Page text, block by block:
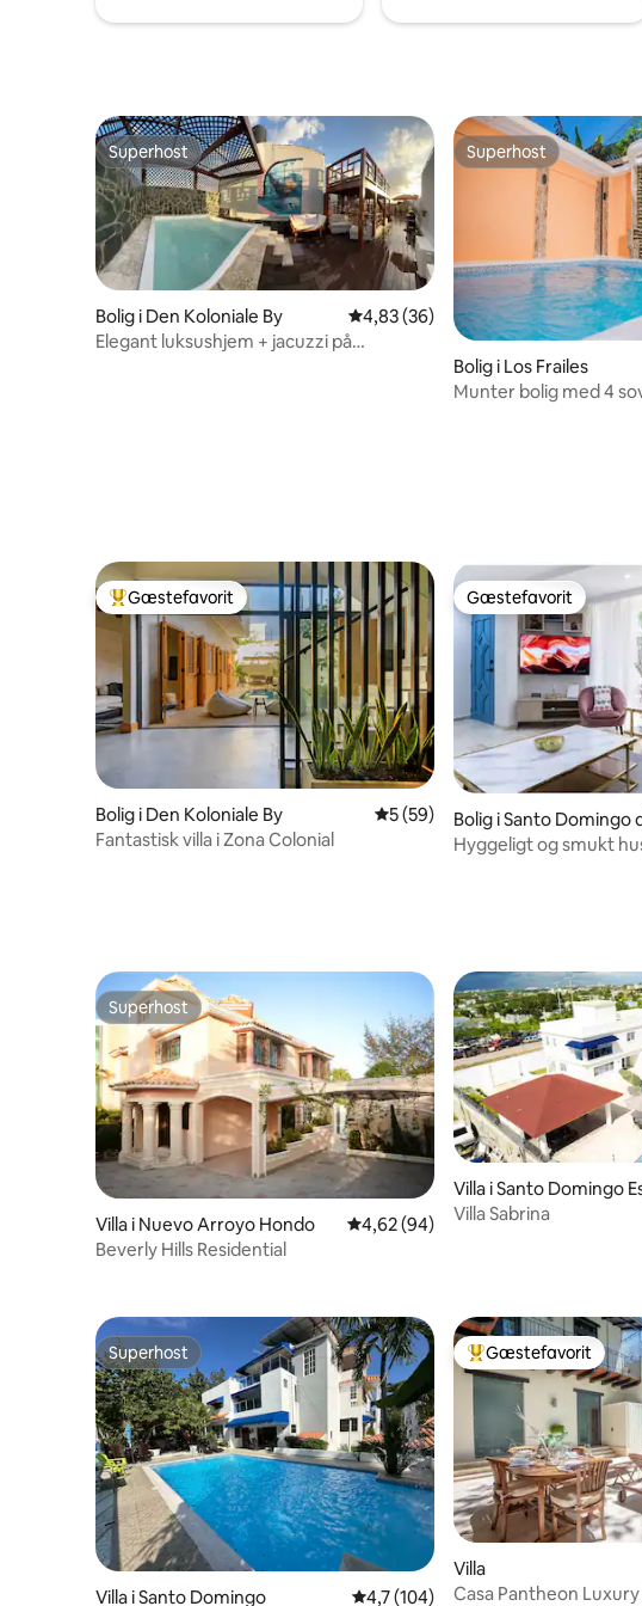
Superhost
Superhost
Bolig i Den Koloniale By 4,83 ud af 5 i gennemsnitlig
4,83 (36)
Elegant luksushjem + jacuzzi på
Superhost
Superhost
Bolig i Los Frailes
Munter bolig med 4
Bedste gæstefavorit
Gæstefavorit
Bolig i Den Koloniale By 5 ud af 5 i gennemsnitlig
5 (59)
Fantastisk villa i Zona Colonial
Gæstefavorit
Gæstefavorit
Bolig i Santo Domingo
zman
Hyggeligt og smukt
Superhost
Superhost
Villa i Nuevo Arroyo Hondo 4,62 ud af 5 i gennemsnitlig
4,62 (94)
Beverly Hills Residential
Villa i Santo Domingo
Villa Sabrina
Superhost
Superhost
Villa i Santo Domingo 4,7 ud af 5 i gennemsnitlig
4,7 (104)
Bedste gæstefavorit
Gæstefavorit
Villa
Casa Pantheon